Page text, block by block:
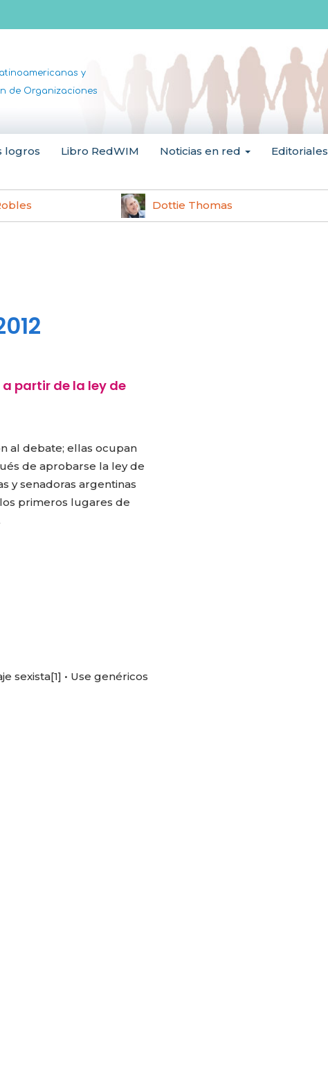
y
de Organizaciones
logros Libro RedWIM Noticias en red Editoriales
Dottie Thomas
partir de la ley de
al debate; ellas ocupan
de aprobarse la ley de
y senadoras argentinas
primeros lugares de
sexista[1] • Use genéricos